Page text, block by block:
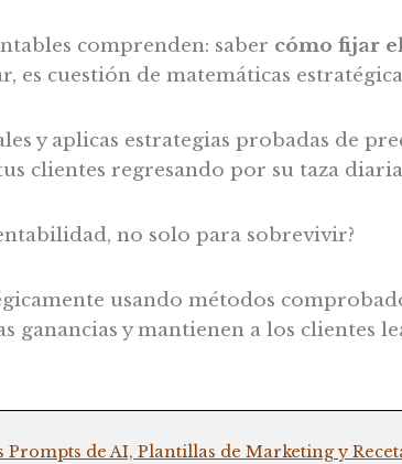
comprenden: saber cómo fijar
es cuestión de matemáticas
y aplicas estrategias probadas de
clientes regresando por su taza
no solo para sobrevivir?
usando métodos
ganancias y mantienen a los clientes
Prompts de AI, Plantillas de Marketing y